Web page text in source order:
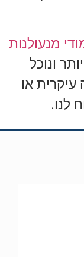
מנעולנות
ונוכל
או
לנו.